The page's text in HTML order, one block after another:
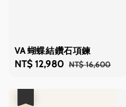
VA 蝴蝶結鑽石項鍊
Sale
NT$ 12,980 Regular
NT$ 16,600